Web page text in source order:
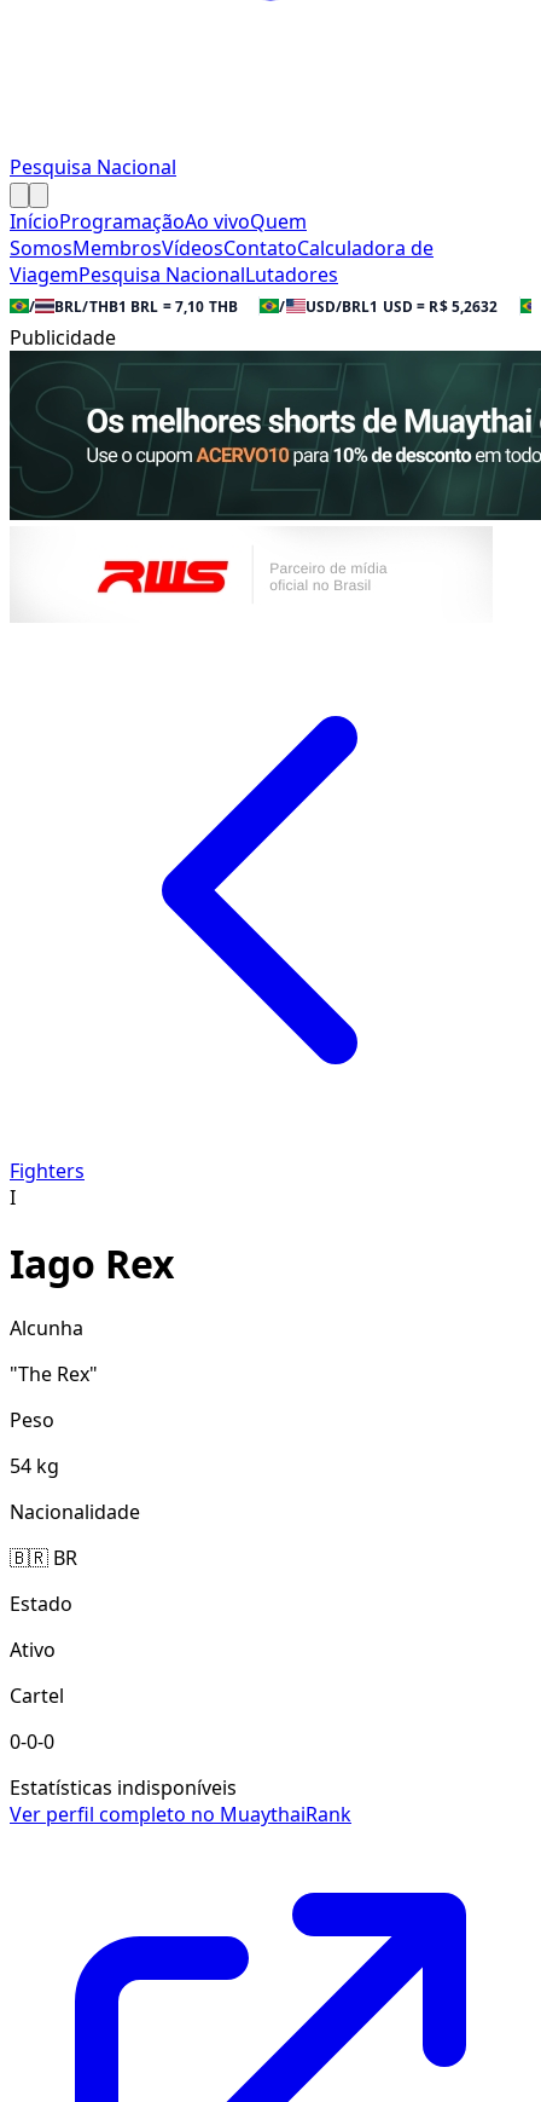
Pesquisa Nacional
InícioProgramaçãoAo vivoQuem
SomosMembrosVídeosContatoCalculadora de
ViagemPesquisa NacionalLutadores
/ BRL/THB1 BRL = 7,10 THB / USD/BRL1 USD = R$ 5,2632
Publicidade
Fighters
I
Iago Rex
Alcunha
"The Rex"
Peso
54 kg
Nacionalidade
🇧🇷 BR
Estado
Ativo
Cartel
0-0-0
Estatísticas indisponíveis
Ver perfil completo no MuaythaiRank